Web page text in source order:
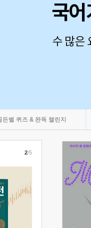
든벨 퀴즈 & 완독 챌린지
2/5